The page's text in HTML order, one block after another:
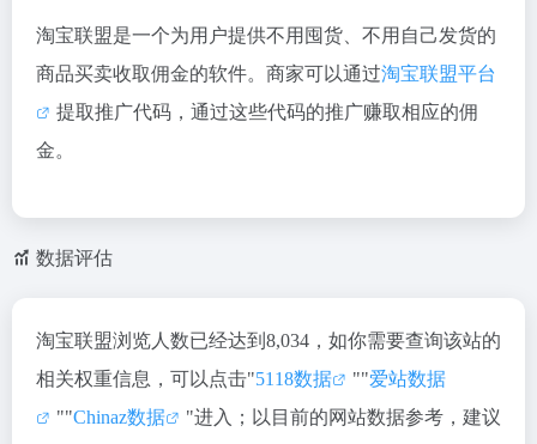
淘宝联盟是一个为用户提供不用囤货、不用自己发货的
商品买卖收取佣金的软件。商家可以通过淘宝联盟平台
提取推广代码，通过这些代码的推广赚取相应的佣
金。
数据评估
淘宝联盟浏览人数已经达到8,034，如你需要查询该站的
相关权重信息，可以点击"5118数据 ""爱站数据
""Chinaz数据
"进入；以目前的网站数据参考，建议